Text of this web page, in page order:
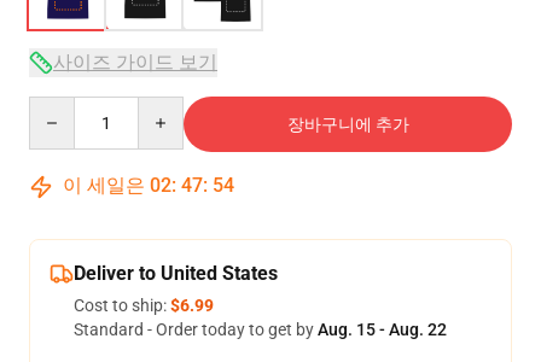
사이즈 가이드 보기
장바구니에 추가
이 세일은 02: 47: 54
Deliver to United States
Cost to ship:$6.99
Standard - Order today to get byAug. 15 - Aug. 22